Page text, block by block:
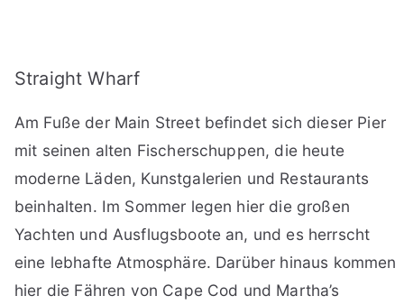
Straight Wharf
Am Fuße der Main Street befindet sich dieser Pier
mit seinen alten Fischerschuppen, die heute
moderne Läden, Kunstgalerien und Restaurants
beinhalten. Im Sommer legen hier die großen
Yachten und Ausflugsboote an, und es herrscht
eine lebhafte Atmosphäre. Darüber hinaus kommen
hier die Fähren von Cape Cod und Martha’s